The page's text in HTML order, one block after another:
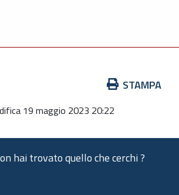
STAMPA
19 maggio 2023 20:22
hai trovato quello che cerchi ?